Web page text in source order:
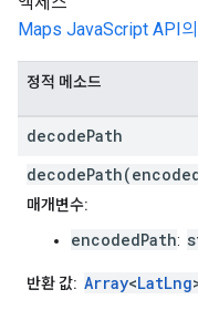
Maps JavaScript API의
정적 메소드
decodePath
매개변수:
encodedPath:
반환 값: Array<LatLng